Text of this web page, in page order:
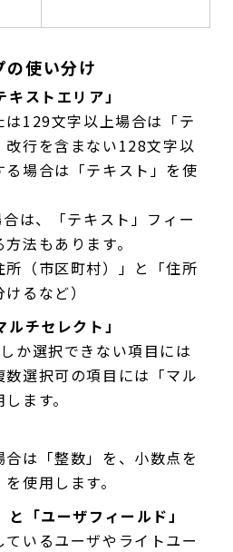
の使い分け
ストエリア」
は129文字以上場合は「テ
改行を含まない128文字以
場合は「テキスト」を使
は、「テキスト」フィー
法もあります。
所（市区町村）」と「住所
るなど）
チセレクト」
か選択できない項目には
数選択可の項目には「マル
ます。
は「整数」を、小数点を
使用します。
「ユーザフィールド」
いるユーザやライトユー